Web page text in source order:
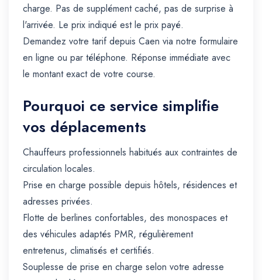
charge. Pas de supplément caché, pas de surprise à
l'arrivée. Le prix indiqué est le prix payé.
Demandez votre tarif depuis Caen via notre formulaire
en ligne ou par téléphone. Réponse immédiate avec
le montant exact de votre course.
Pourquoi ce service simplifie
vos déplacements
Chauffeurs professionnels habitués aux contraintes de
circulation locales.
Prise en charge possible depuis hôtels, résidences et
adresses privées.
Flotte de berlines confortables, des monospaces et
des véhicules adaptés PMR, régulièrement
entretenus, climatisés et certifiés.
Souplesse de prise en charge selon votre adresse